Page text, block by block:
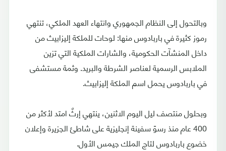
وبالتحول إلى النظام الجمهوري وانتهاء العهد الملكي، تنتهي
رموز كثيرة في باربادوس منها: لوحات للملكة إليزابيث من
داخل المنشآت الحكومية، والشارات الملكية التي تزين
الملابس الرسمية لعناصر الشرطة والبريد. وثمة مستشفى
في باربادوس يحمل اسم الملكة إليزابيث.
وبحلول منتصف ليل اليوم الاثنين، ينتهي إرثٌ امتد لأكثر من
400 عام منذ رسوّ سفينة إنجليزية على شاطئ الجزيرة وإعلان
خضوع باربادوس لتاج الملك جيمس الأول.